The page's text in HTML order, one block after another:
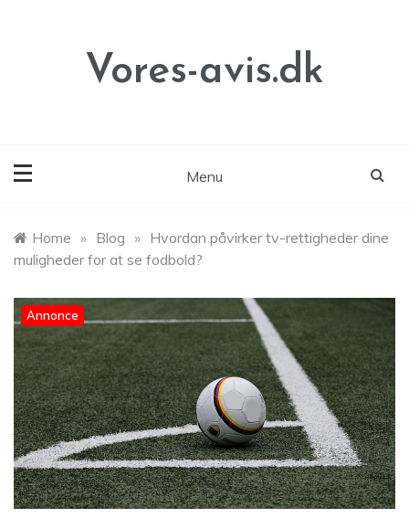
Vores-avis.dk
Menu
Home » Blog » Hvordan påvirker tv-rettigheder dine
muligheder for at se fodbold?
Annonce